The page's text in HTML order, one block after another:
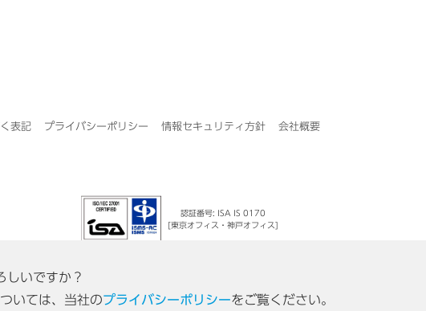
表記 プライバシーポリシー 情報セキュリティ方針 会社概要
いですか？
いては、当社のプライバシーポリシーをご覧ください。
認証番号: ISA IS 0170
[東京オフィス・神戸オフィス]